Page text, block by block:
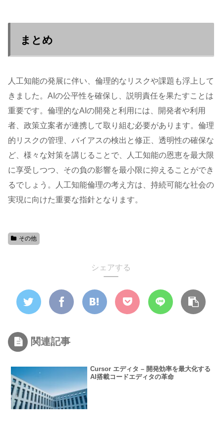
まとめ
人工知能の発展に伴い、倫理的なリスクや課題も浮上して
きました。AIの公平性を確保し、説明責任を果たすことは
重要です。倫理的なAIの開発と利用には、開発者や利用
者、政策立案者が連携して取り組む必要があります。倫理
的リスクの管理、バイアスの検出と修正、透明性の確保な
ど、様々な対策を講じることで、人工知能の恩恵を最大限
に享受しつつ、その負の影響を最小限に抑えることができ
るでしょう。人工知能倫理の考え方は、持続可能な社会の
実現に向けた重要な指針となります。
その他
シェアする
関連記事
Cursor エディタ – 開発効率を最大化する
AI搭載コードエディタの革命